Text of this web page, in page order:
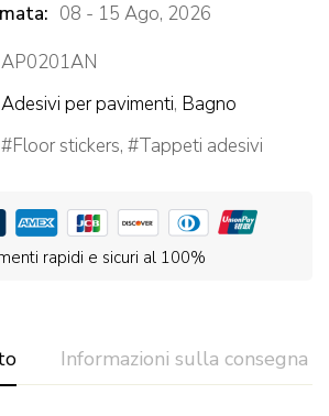
08 - 15 Ago, 2026
AP0201AN
Adesivi per pavimenti, Bagno
Floor stickers, Tappeti adesivi
rapidi e sicuri al 100%
Informazioni sulla consegna